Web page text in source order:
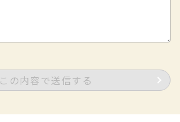
この内容で送信する